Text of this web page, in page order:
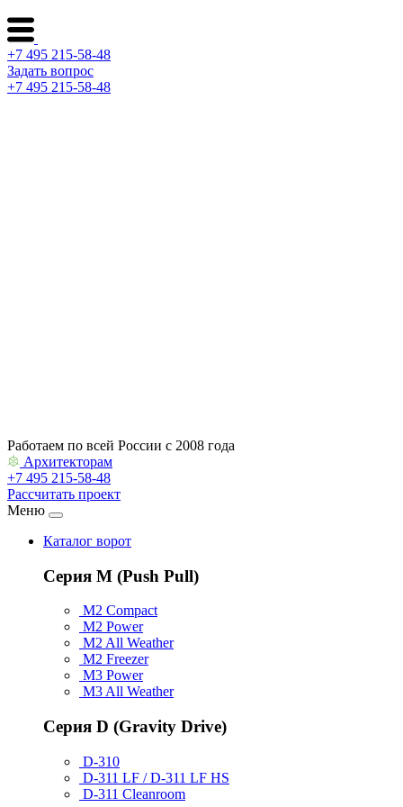
+7 495 215-58-48
Задать вопрос
+7 495 215-58-48
Работаем по всей России с 2008 года
Архитекторам
+7 495 215-58-48
Рассчитать проект
Меню
Каталог ворот
Серия M (Push Pull)
M2 Compact
M2 Power
M2 All Weather
M2 Freezer
M3 Power
M3 All Weather
Серия D (Gravity Drive)
D-310
D-311 LF / D-311 LF HS
D-311 Cleanroom